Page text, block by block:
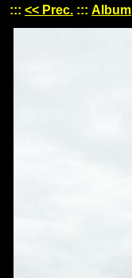
::: << Prec. ::: Album